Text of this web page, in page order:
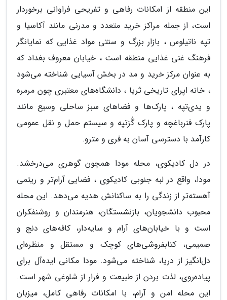
این منطقه از امکانات رفاهی و تفریحی فراوانی برخوردار
است، از جمله مراکز خرید متعدد و مدرنی مانند آکاسیا و
تپه ناتیلوس ، بازار بزرگ و سنتی مواد غذایی که نمایانگر
فرهنگ غنی غذایی منطقه است ، خیابان معروف بغداد که
به عنوان مرکز خرید و مد در بخش آسیایی شناخته می‌شود
، خانه اپرای تاریخی ثریا ، دانشگاه‌های معتبری چون مرمره
و یدی‌تپه ، پارک‌ها و فضاهای سبز ساحلی وسیع مانند
پارک فنرباغچه و پارک گُزتپه و سیستم حمل و نقل عمومی
کارآمد با دسترسی آسان به فری و مترو.
در دل کادیکوی، محله مودا همچون گوهری می‌درخشد.
مودا، واقع در لبه جنوبی کادیکوی ، فضایی آرام‌تر و ریتمی
آهسته‌تر از زندگی را به ساکنانش هدیه می‌دهد. این محله
محبوب دانشجویان، بازنشستگان، هنرمندان و روشنفکران
است و با خیابان‌های آرام و سایه‌دار، کافه‌های دنج و
صمیمی، کتابفروشی‌های کوچک و مستقل و منظره‌ای
دل‌انگیز از دریا، شناخته می‌شود. مودا مکانی ایده‌آل برای
پیاده‌روی، لذت بردن از طبیعت و فرار از شلوغی شهر است.
این محله امن و آرام، با امکانات رفاهی کامل، میزبان